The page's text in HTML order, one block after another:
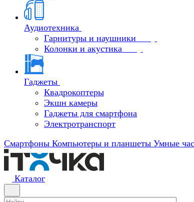
Аудиотехника
Гарнитуры и наушники
Колонки и акустика
Гаджеты
Квадрокоптеры
Экшн камеры
Гаджеты для смартфона
Электротранспорт
Смартфоны Компьютеры и планшеты Умные
Каталог